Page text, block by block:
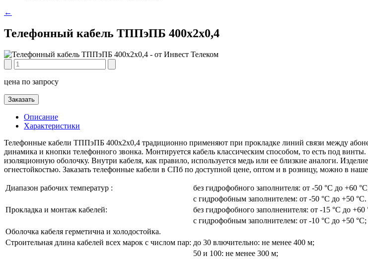
←
Телефонный кабель ТППэПБ 400х2х0,4
цена по запросу
Заказать
Описание
Характеристики
Телефонные кабели ТППэПБ 400х2х0,4 традиционно применяют при прокладке линий связи между
динамика и кнопки телефонного звонка. Монтируется кабель классическим способом, то есть под
изоляционную оболочку. Внутри кабеля, как правило, используется медь или ее близкие аналоги.
огнестойкостью. Заказать телефонные кабели в СПб по доступной цене, оптом и в розницу, можно в
Диапазон рабочих температур :
без гидрофобного заполнителя: от -50 °С до +60
с гидрофобным заполнителем: от -50 °С до +50 °С.
Прокладка и монтаж кабелей:
без гидрофобного заполненителя: от -15 °С до +60
с гидрофобным заполнителем: от -10 °С до +50 °С;
Оболочка кабеля герметична и холодостойка.
Строительная длина кабелей всех марок с числом пар: до 30 влючительно: не менее 400 м;
50 и 100: не менее 300 м;